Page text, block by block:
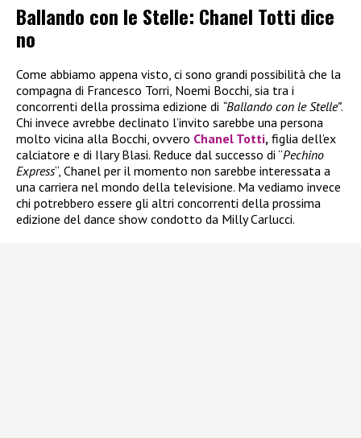
Ballando con le Stelle: Chanel Totti dice
no
Come abbiamo appena visto, ci sono grandi possibilità che la
compagna di Francesco Torri, Noemi Bocchi, sia tra i
concorrenti della prossima edizione di “Ballando con le Stelle”.
Chi invece avrebbe declinato l’invito sarebbe una persona
molto vicina alla Bocchi, ovvero Chanel Totti, figlia dell’ex
calciatore e di Ilary Blasi. Reduce dal successo di “Pechino
Express“, Chanel per il momento non sarebbe interessata a
una carriera nel mondo della televisione. Ma vediamo invece
chi potrebbero essere gli altri concorrenti della prossima
edizione del dance show condotto da Milly Carlucci.